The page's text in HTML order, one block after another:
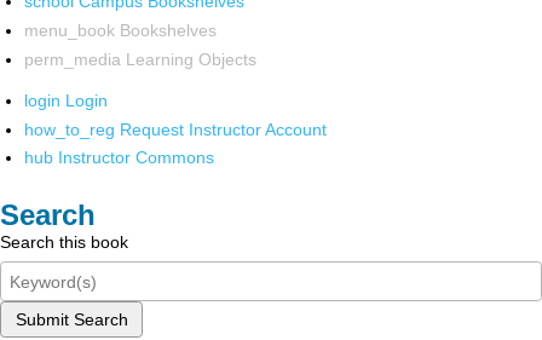
menu_book Bookshelves
perm_media Learning Objects
login Login
how_to_reg Request Instructor Account
hub Instructor Commons
Search
Search this book
Submit Search